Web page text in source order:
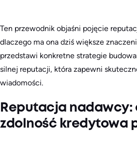
Ten przewodnik objaśni pojęcie
dlaczego ma ona dziś większe
przedstawi konkretne strategie
silnej reputacji, która zapewni
wiadomości.
Reputacja nadawcy:
zdolność kredytowa